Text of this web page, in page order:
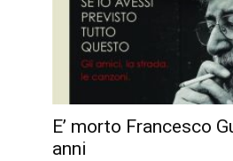
E’ morto Francesco
anni